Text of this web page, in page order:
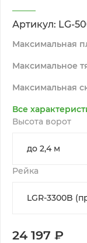
Артикул: LG-
Максимальная
Максимальное
Максимальная
Все
Высота ворот
Рейка
24 197 ₽